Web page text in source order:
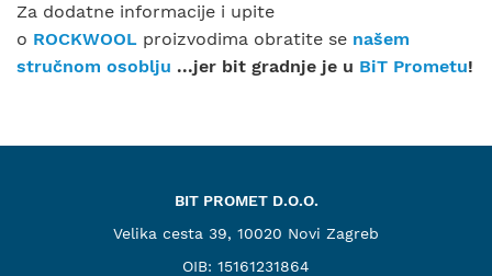
Za dodatne informacije i upite
o ROCKWOOL proizvodima obratite se našem
stručnom osoblju ...jer bit gradnje je u BiT Prometu!
BIT PROMET D.O.O.
Velika cesta 39, 10020 Novi Zagreb
OIB: 15161231864